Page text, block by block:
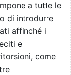
a tutte le
di introdurre
affinché i
e
come